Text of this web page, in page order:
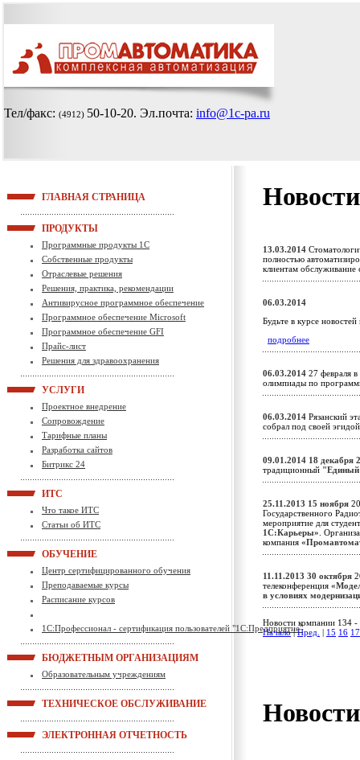
Тел/факс: (4912) 50-10-20. Эл.почта: info@1c-pa.ru
ГЛАВНАЯ СТРАНИЦА
ПРОДУКТЫ
Программные продукты 1С
Собственные продукты
Отраслевые решения
Решения, практика, рекомендации
Антивирусное программное обеспечение
Программное обеспечение Microsoft
Программное обеспечение GFI
Прайс-лист
Решения для здравоохранения
УСЛУГИ
Проектное внедрение
Сопровождение
Тарифные планы
Разработка сайтов
Битрикс 24
ИТС
Что такое ИТС
Статьи об ИТС
ОБУЧЕНИЕ
Центр сертифицированного обучения
Преподаваемые курсы
Расписание курсов
1С:Профессионал - сертификация пользователей "1С:Предприятие"
БЮДЖЕТНЫМ ОРГАНИЗАЦИЯМ
Образовательным учреждениям
ТЕХНИЧЕСКОЕ ОБСЛУЖИВАНИЕ
ЭЛЕКТРОННАЯ ОТЧЕТНОСТЬ
13.03.2014
полностью
клиентам
06.03.2014
Будьте в курсе
подробнее
06.03.2014 27 февраля
олимпиады по
06.03.2014 Рязанский
собрал под своей
09.01.2014 18 декабря
традиционный
25.11.2013 15 ноября
Государственного
мероприятие для
1С:Карьеры».
компания
11.11.2013 30 октября
телеконференция
в условиях
Новости компании 134 -
Начало|Пред. 15 16 17